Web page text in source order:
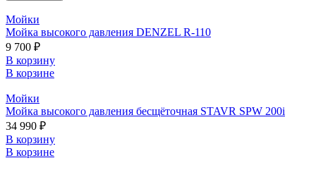
Мойки
Мойка высокого давления DENZEL R-110
9 700 ₽
В корзину
В корзине
Мойки
Мойка высокого давления бесщёточная STAVR SPW 200i
34 990 ₽
В корзину
В корзине